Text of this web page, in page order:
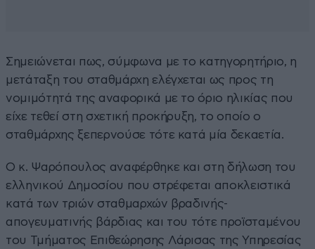
Σημειώνεται πως, σύμφωνα με το κατηγορητήριο, η
μετάταξη του σταθμάρχη ελέγχεται ως προς τη
νομιμότητά της αναφορικά με το όριο ηλικίας που
είχε τεθεί στη σχετική προκήρυξη, το οποίο ο
σταθμάρχης ξεπερνούσε τότε κατά μία δεκαετία.
Ο κ. Ψαρόπουλος αναφέρθηκε και στη δήλωση του
ελληνικού Δημοσίου που στρέφεται αποκλειστικά
κατά των τριών σταθμαρχών βραδινής-
απογευματινής βάρδιας και του τότε προϊσταμένου
του Τμήματος Επιθεώρησης Λάρισας της Υπηρεσίας